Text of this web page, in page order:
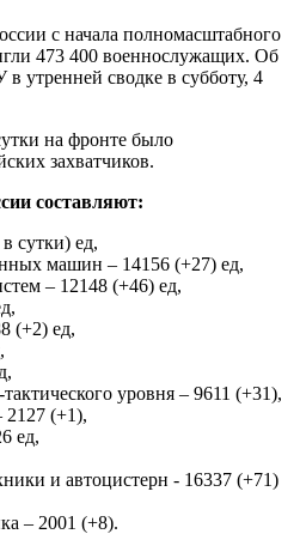
с начала полномасштабного
473 400 военнослужащих. Об
утренней сводке в субботу, 4
на фронте было
захватчиков.
составляют:
сутки) ед,
машин – 14156 (+27) ед,
– 12148 (+46) ед,
(+2) ед,
уровня – 9611 (+31),
(+1),
ед,
и автоцистерн - 16337 (+71)
– 2001 (+8).